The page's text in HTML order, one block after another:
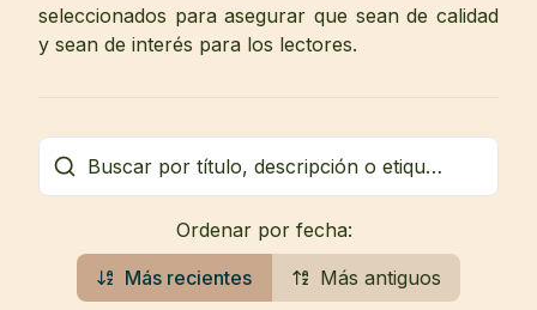
seleccionados para asegurar que sean de calidad
y sean de interés para los lectores.
Ordenar por fecha:
Más recientes
Más antiguos